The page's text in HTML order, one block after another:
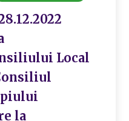
Local
la